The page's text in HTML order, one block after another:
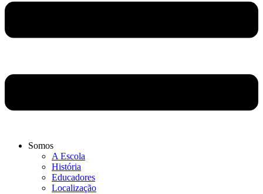
Somos
A Escola
História
Educadores
Localização